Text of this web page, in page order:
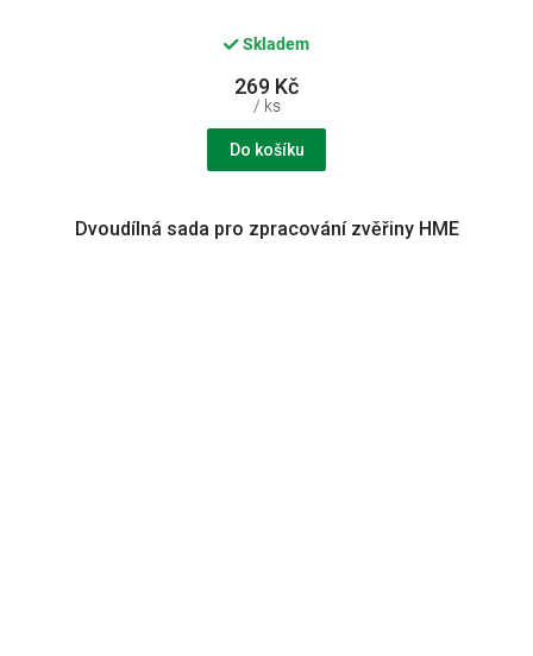
Skladem
269 Kč
/ ks
Do košíku
Dvoudílná sada pro zpracování zvěřiny HME